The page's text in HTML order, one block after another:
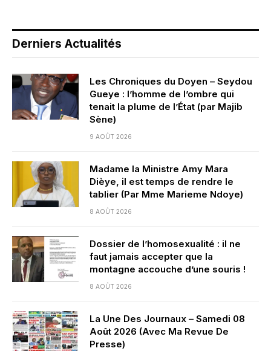
Derniers Actualités
Les Chroniques du Doyen – Seydou
Gueye : l’homme de l’ombre qui
tenait la plume de l’État (par Majib
Sène)
9 AOÛT 2026
Madame la Ministre Amy Mara
Dièye, il est temps de rendre le
tablier (Par Mme Marieme Ndoye)
8 AOÛT 2026
Dossier de l’homosexualité : il ne
faut jamais accepter que la
montagne accouche d’une souris !
8 AOÛT 2026
La Une Des Journaux – Samedi 08
Août 2026 (Avec Ma Revue De
Presse)